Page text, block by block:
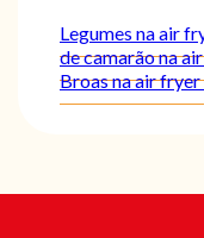
Legumes na air
de camarão na
Broas na air fryer